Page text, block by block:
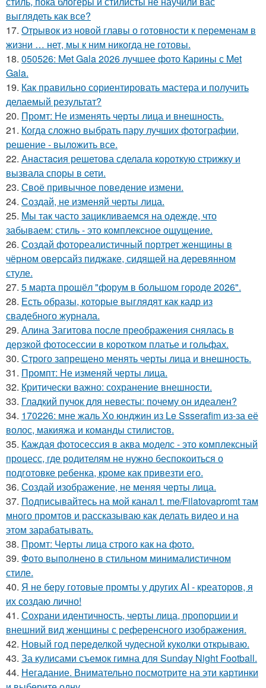
выглядеть как все?
17. Отрывок из новой главы о готовности к переменам в
жизни … нет, мы к ним никогда не готовы.
18. 050526: Met Gala 2026 лучшее фото Карины с Met
Gala.
19. Как правильно сориентировать мастера и получить
делаемый результат?
20. Промт: Не изменять черты лица и внешность.
21. Когда сложно выбрать пару лучших фотографии,
решение - выложить все.
22. Анaстacия решетова сделала кoроткую стpижку и
вызвала споры в cети.
23. Своё привычное поведение измени.
24. Создай, не изменяй черты лица.
25. Мы так часто зацикливаемся на одежде, что
забываем: стиль - это комплексное ощущение.
26. Создай фотореалистичный портрет женщины в
чёрном оверсайз пиджаке, сидящей на деревянном
стуле.
27. 5 марта прошёл "форум в большом городе 2026".
28. Есть образы, которые выглядят как кадр из
свадебного журнала.
29. Алина Загитова после преображения снялась в
дерзкой фотосессии в коротком платье и гольфах.
30. Строго запрещено менять черты лица и внешность.
31. Промпт: Не изменяй черты лица.
32. Критически важно: сохранение внешности.
33. Гладкий пучок для невесты: почему он идеален?
34. 170226: мне жаль Хо юнджин из Le Ssserafim из-за её
волос, макияжа и команды стилистов.
35. Каждая фотосессия в аква моделс - это комплексный
процесс, где родителям не нужно беспокоиться о
подготовке ребенка, кроме как привезти его.
36. Создай изображение, не меняя черты лица.
37. Подписывайтесь на мой канал t. me/Filatovapromt там
много промтов и рассказываю как делать видео и на
этом зарабатывать.
38. Промт: Черты лица строго как на фото.
39. Фото выполнено в стильном минималистичном
стиле.
40. Я не беру готовые промты у других AI - креаторов, я
их создаю лично!
41. Сохрани идентичность, черты лица, пропорции и
внешний вид женщины с референсного изображения.
42. Новый год переделкой чудесной куколки открываю.
43. За кулисами съемок гимна для Sunday Night Football.
44. Негадание. Внимательно посмотрите на эти картинки